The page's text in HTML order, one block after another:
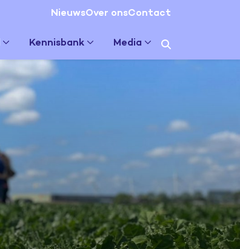
NieuwsOver onsContact
Kennisbank Media